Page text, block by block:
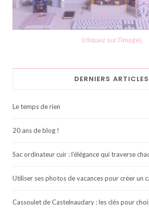
(cliquez sur l'image)
DERNIERS ARTICLES
Le temps de rien
20 ans de blog !
Sac ordinateur cuir : l’élégance qui traverse
Utiliser ses photos de vacances pour créer un
Cassoulet de Castelnaudary : les clés pour